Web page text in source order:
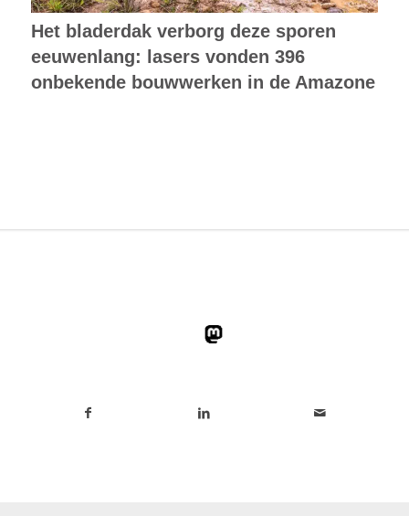
Het bladerdak verborg deze sporen
eeuwenlang: lasers vonden 396
onbekende bouwwerken in de Amazone